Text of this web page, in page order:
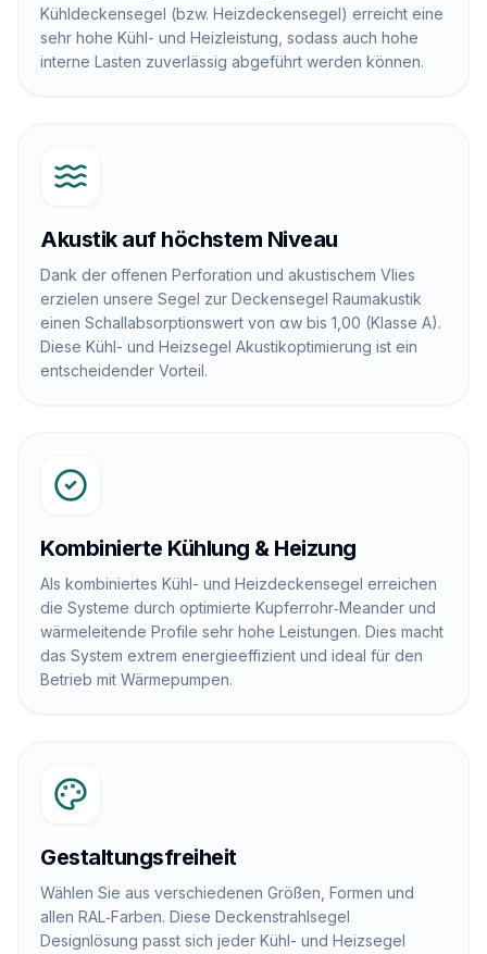
Kühldeckensegel (bzw. Heizdeckensegel) erreicht eine
sehr hohe Kühl- und Heizleistung, sodass auch hohe
interne Lasten zuverlässig abgeführt werden können.
Akustik auf höchstem Niveau
Dank der offenen Perforation und akustischem Vlies
erzielen unsere Segel zur Deckensegel Raumakustik
einen Schallabsorptionswert von αw bis 1,00 (Klasse A).
Diese Kühl- und Heizsegel Akustikoptimierung ist ein
entscheidender Vorteil.
Kombinierte Kühlung & Heizung
Als kombiniertes Kühl- und Heizdeckensegel erreichen
die Systeme durch optimierte Kupferrohr‑Meander und
wärmeleitende Profile sehr hohe Leistungen. Dies macht
das System extrem energieeffizient und ideal für den
Betrieb mit Wärmepumpen.
Gestaltungsfreiheit
Wählen Sie aus verschiedenen Größen, Formen und
allen RAL‑Farben. Diese Deckenstrahlsegel
Designlösung passt sich jeder Kühl- und Heizsegel